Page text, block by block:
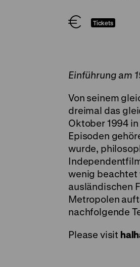
Tickets
Einführung am
Von seinem
dreimal das
Oktober 1994 in
Episoden
wurde,
wenig beachtet
ausländischen
Metropolen
nachfolgende
Please visit